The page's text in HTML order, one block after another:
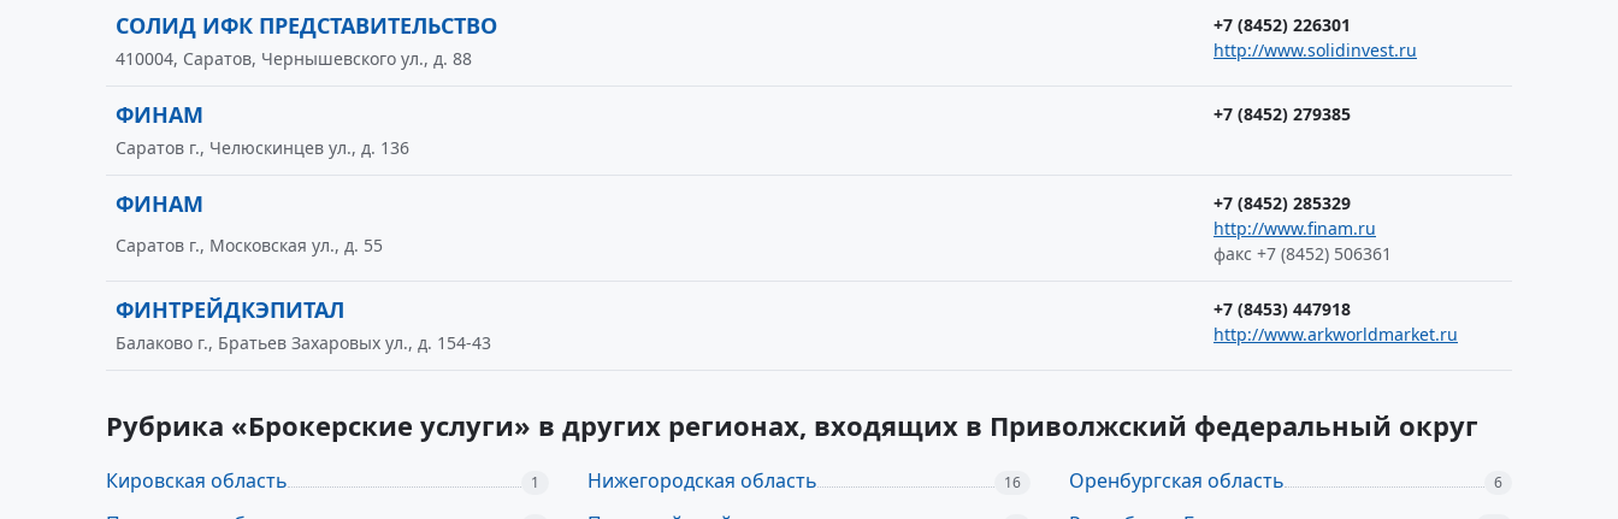
СОЛИД ИФК ПРЕДСТАВИТЕЛЬСТВО
+7 (8452) 226301
http://www.solidinvest.ru
410004, Саратов, Чернышевского ул., д. 88
ФИНАМ
+7 (8452) 279385
Саратов г., Челюскинцев ул., д. 136
ФИНАМ
+7 (8452) 285329
http://www.finam.ru
факс +7 (8452) 506361
Саратов г., Московская ул., д. 55
ФИНТРЕЙДКЭПИТАЛ
+7 (8453) 447918
http://www.arkworldmarket.ru
Балаково г., Братьев Захаровых ул., д. 154-43
Рубрика «Брокерские услуги» в других регионах, входящих в Приволжский федеральный округ
Кировская область 1 Нижегородская область 16 Оренбургская область 6